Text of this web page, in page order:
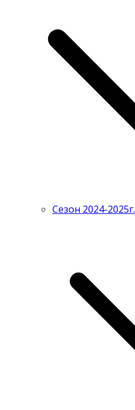
Сезон 2024-2025г.